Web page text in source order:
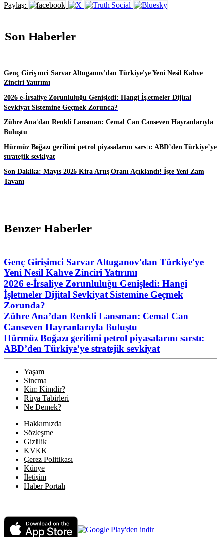
Paylaş:
Son Haberler
Genç Girişimci Sarvar Altuganov'dan Türkiye'ye Yeni Nesil Kahve
Zinciri Yatırımı
2026 e-İrsaliye Zorunluluğu Genişledi: Hangi İşletmeler Dijital
Sevkiyat Sistemine Geçmek Zorunda?
Zühre Ana’dan Renkli Lansman: Cemal Can Canseven Hayranlarıyla
Buluştu
Hürmüz Boğazı gerilimi petrol piyasalarını sarstı: ABD’den Türkiye’ye
stratejik sevkiyat
Son Dakika: Mayıs 2026 Kira Artış Oranı Açıklandı! İşte Yeni Zam
Tavanı
Benzer Haberler
Genç Girişimci Sarvar Altuganov'dan Türkiye'ye
Yeni Nesil Kahve Zinciri Yatırımı
2026 e-İrsaliye Zorunluluğu Genişledi: Hangi
İşletmeler Dijital Sevkiyat Sistemine Geçmek
Zorunda?
Zühre Ana’dan Renkli Lansman: Cemal Can
Canseven Hayranlarıyla Buluştu
Hürmüz Boğazı gerilimi petrol piyasalarını sarstı:
ABD’den Türkiye’ye stratejik sevkiyat
Yaşam
Sinema
Kim Kimdir?
Rüya Tabirleri
Ne Demek?
Hakkımızda
Sözleşme
Gizlilik
KVKK
Çerez Politikası
Künye
İletişim
Haber Portalı